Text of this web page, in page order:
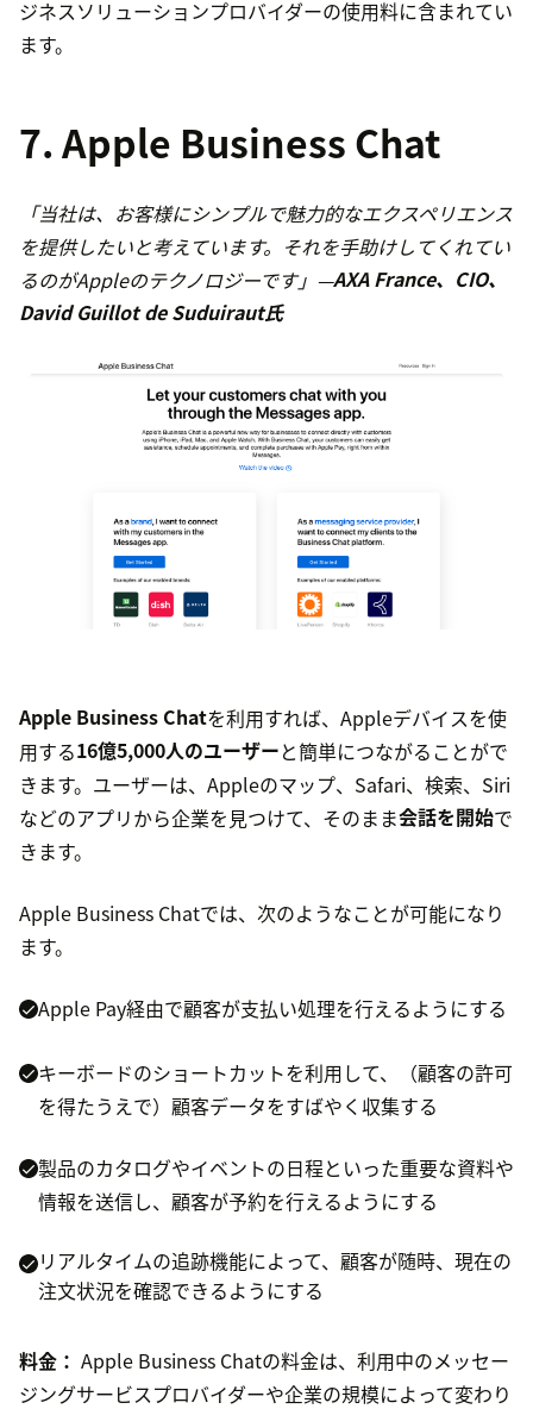
ジネスソリューションプロバイダーの使用料に含まれてい
ます。
7. Apple Business Chat
「当社は、お客様にシンプルで魅力的なエクスペリエンス
を提供したいと考えています。それを手助けしてくれてい
るのがAppleのテクノロジーです」—AXA France、CIO、
David Guillot de Suduiraut氏
Apple Business Chatを利用すれば、Appleデバイスを使
用する16億5,000人のユーザーと簡単につながることがで
きます。ユーザーは、Appleのマップ、Safari、検索、Siri
などのアプリから企業を見つけて、そのまま会話を開始で
きます。
Apple Business Chatでは、次のようなことが可能になり
ます。
Apple Pay経由で顧客が支払い処理を行えるようにする
キーボードのショートカットを利用して、（顧客の許可
を得たうえで）顧客データをすばやく収集する
製品のカタログやイベントの日程といった重要な資料や
情報を送信し、顧客が予約を行えるようにする
リアルタイムの追跡機能によって、顧客が随時、現在の
注文状況を確認できるようにする
料金： Apple Business Chatの料金は、利用中のメッセー
ジングサービスプロバイダーや企業の規模によって変わり